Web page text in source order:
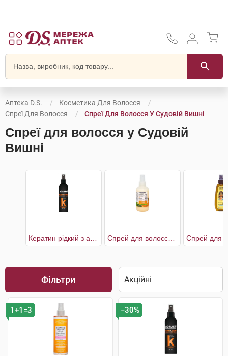
Аптека D.S.
Косметика Для Волосся
Спреї Для Волосся
Спреї Для Волосся У Судовій Вишні
Спреї для волосся у Судовій
Вишні
Фільтри
1+1=3 −30%